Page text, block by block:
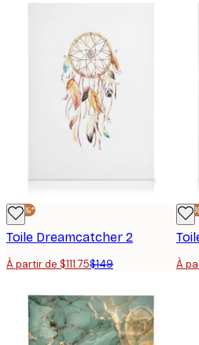
-25%*
Toile Dreamcatcher 2
À partir de $111.75$149
-
À